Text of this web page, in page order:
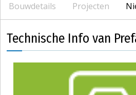
Bouwdetails Projecten
Technische Info van